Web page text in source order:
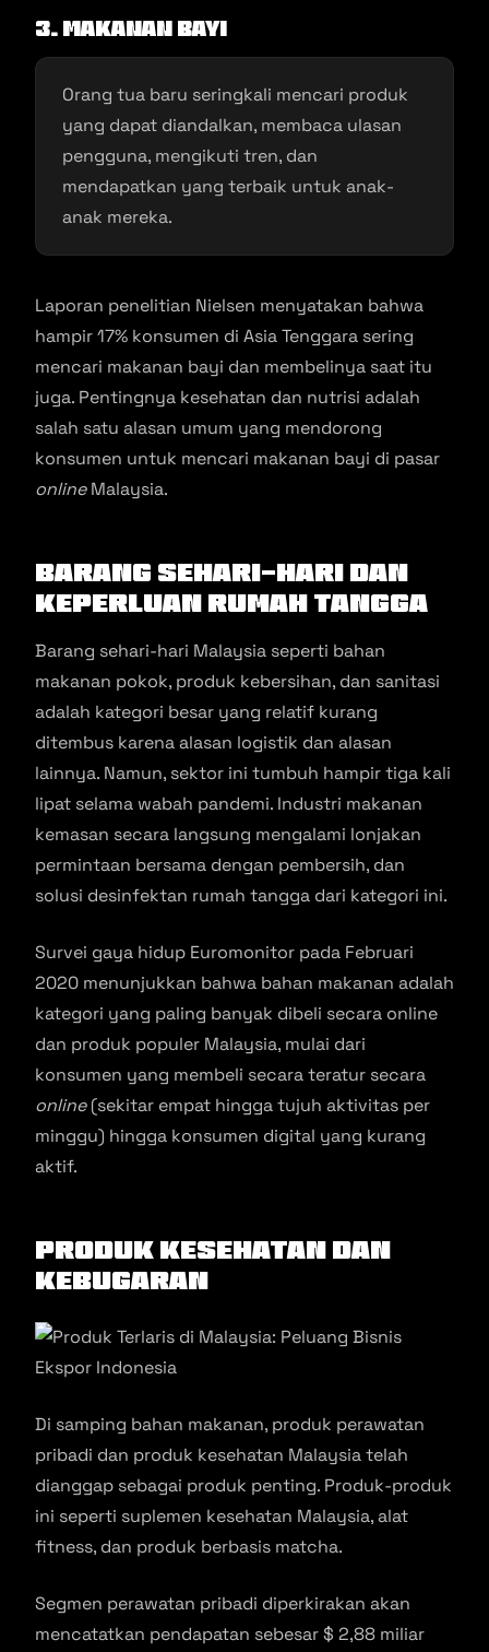
3. Makanan Bayi
Orang tua baru seringkali mencari produk
yang dapat diandalkan, membaca ulasan
pengguna, mengikuti tren, dan
mendapatkan yang terbaik untuk anak-
anak mereka.
Laporan penelitian Nielsen menyatakan bahwa
hampir 17% konsumen di Asia Tenggara sering
mencari makanan bayi dan membelinya saat itu
juga. Pentingnya kesehatan dan nutrisi adalah
salah satu alasan umum yang mendorong
konsumen untuk mencari makanan bayi di pasar
onlineMalaysia.
Barang Sehari-hari dan
Keperluan Rumah Tangga
Barang sehari-hari Malaysia seperti bahan
makanan pokok, produk kebersihan, dan sanitasi
adalah kategori besar yang relatif kurang
ditembus karena alasan logistik dan alasan
lainnya. Namun, sektor ini tumbuh hampir tiga kali
lipat selama wabah pandemi. Industri makanan
kemasan secara langsung mengalami lonjakan
permintaan bersama dengan pembersih, dan
solusi desinfektan rumah tangga dari kategori ini.
Survei gaya hidup Euromonitor pada Februari
2020 menunjukkan bahwa bahan makanan adalah
kategori yang paling banyak dibeli secara online
dan produk populer Malaysia, mulai dari
konsumen yang membeli secara teratur secara
online(sekitar empat hingga tujuh aktivitas per
minggu) hingga konsumen digital yang kurang
aktif.
Produk Kesehatan dan
Kebugaran
Di samping bahan makanan, produk perawatan
pribadi dan produk kesehatan Malaysia telah
dianggap sebagai produk penting. Produk-produk
ini seperti suplemen kesehatan Malaysia, alat
fitness, dan produk berbasis matcha.
Segmen perawatan pribadi diperkirakan akan
mencatatkan pendapatan sebesar $ 2,88 miliar